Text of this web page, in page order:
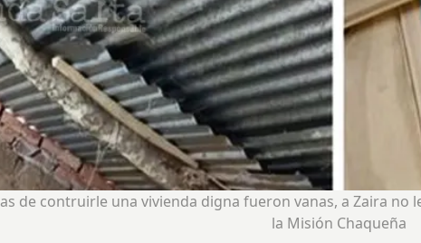
de contruirle una vivienda digna fueron vanas, a Zaira no
la Misión Chaqueña